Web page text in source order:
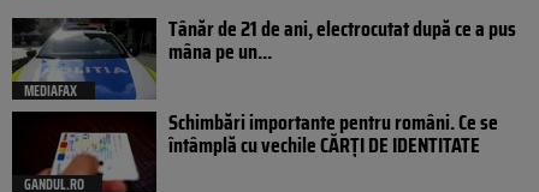
MEDIAFAX
Tânăr de 21 de ani, electrocutat după ce a pus
mâna pe un...
GANDUL.RO
Schimbări importante pentru români. Ce se
întâmplă cu vechile CĂRȚI DE IDENTITATE